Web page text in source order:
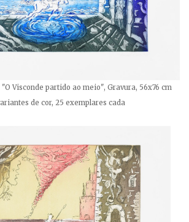
Visconde partido ao meio", Gravura, 56x76 cm
de cor, 25 exemplares cada